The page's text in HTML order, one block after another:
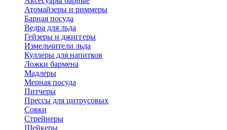
Атомайзеры и риммеры
Барная посуда
Ведра для льда
Гейзеры и джиггеры
Измельчители льда
Куллеры для напитков
Ложки бармена
Мадлеры
Мерная посуда
Питчеры
Прессы для цитрусовых
Совки
Стрейнеры
Шейкеры